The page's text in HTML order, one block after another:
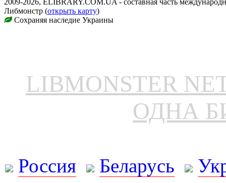
2009-2026, ELIBRARY.COM.UA - составная часть
Либмонстр (открыть карту)
Сохраняя наследие Украины
LIBMONSTER
ОДНА
Россия Беларусь